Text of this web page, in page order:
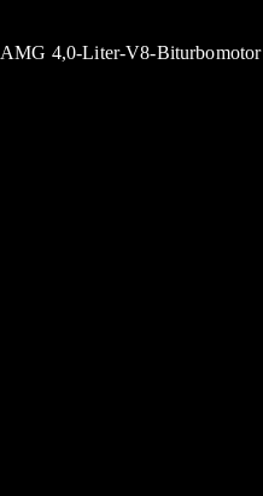
AMG 4,0-Liter-V8-Biturbomotor